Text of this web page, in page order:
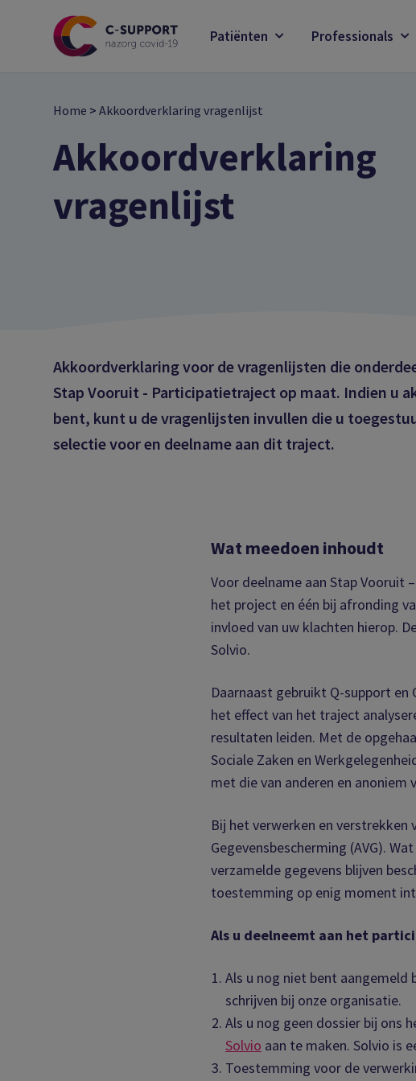
Patiënten Professionals
Home > Akkoordverklaring vragenlijst
Akkoordverklaring
vragenlijst
Akkoordverklaring voor de vragenlijsten die
Stap Vooruit - Participatietraject op maat. Indien u
bent, kunt u de vragenlijsten invullen die u
selectie voor en deelname aan dit traject.
Wat meedoen inhoudt
Voor deelname aan Stap Vooruit
het project en één bij afronding
invloed van uw klachten hierop.
Solvio.
Daarnaast gebruikt Q-support
het effect van het traject
resultaten leiden. Met de
Sociale Zaken en
met die van anderen en
Bij het verwerken en verstrekken
Gegevensbescherming (AVG).
verzamelde gegevens blijven
toestemming op enig moment
Als u deelneemt aan het
Als u nog niet bent
schrijven bij onze organisatie.
Als u nog geen dossier bij ons
Solvio aan te maken. Solvio is
Toestemming voor de